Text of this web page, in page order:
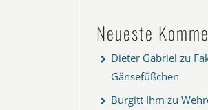
Neueste
Dieter Gabriel zu
Gänsefüßchen
Burgitt Ihm zu